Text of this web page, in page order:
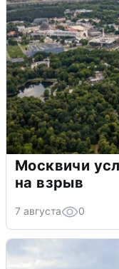
Москвичи
на взрыв
7 августа 0